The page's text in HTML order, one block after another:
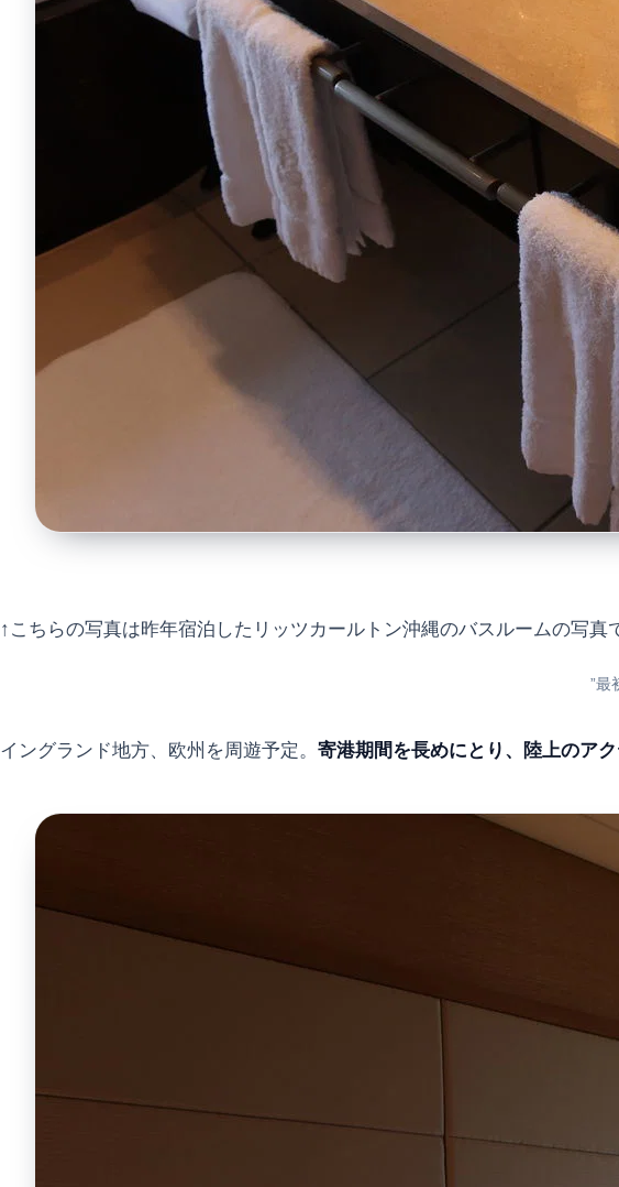
↑こちらの写真は昨年宿泊したリッツカールトン沖縄のバスルームの写真
”最
イングランド地方、欧州を周遊予定。 寄港期間を長めにとり、陸上のア